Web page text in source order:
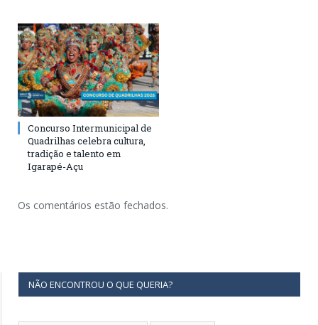
Concurso Intermunicipal de
Quadrilhas celebra cultura,
tradição e talento em
Igarapé-Açu
Os comentários estão fechados.
NÃO ENCONTROU O QUE QUERIA?